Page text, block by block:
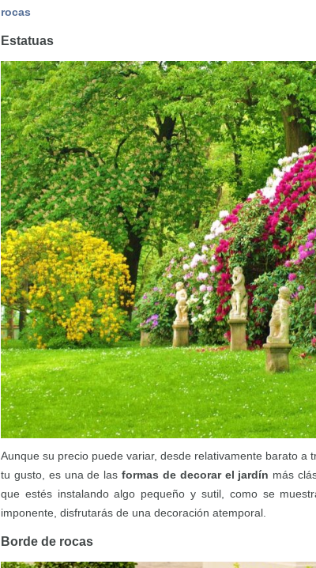
rocas
Estatuas
Aunque su precio puede variar, desde relativamente barato a
tu gusto, es una de las formas de decorar el jardín más
que estés instalando algo pequeño y sutil, como se
imponente, disfrutarás de una decoración atemporal.
Borde de rocas